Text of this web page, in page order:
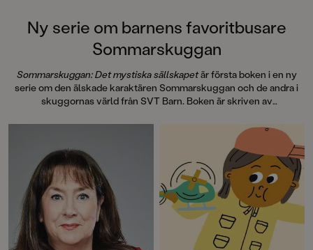
Ny serie om barnens favoritbusare
Sommarskuggan
Sommarskuggan: Det mystiska sällskapetär första boken i en ny
serie om den älskade karaktären Sommarskuggan och de andra i
skuggornas värld från SVT Barn. Boken är skriven av
Bengtsson Vargas och tillsammans tar de med läsarna på en
spännande resa fylld av mystik, oväntade upptäckter och en kamp